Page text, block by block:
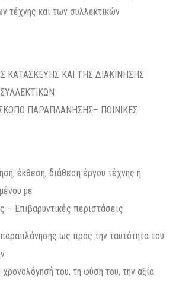
τέχνης και των συλλεκτικών
ΚΑΤΑΣΚΕΥΗΣ ΚΑΙ ΤΗΣ ΔΙΑΚΙΝΗΣΗΣ
ΠΑΡΑΠΛΑΝΗΣΗΣ– ΠΟΙΝΙΚΕΣ
έκθεση, διάθεση έργου τέχνης ή
με
Επιβαρυντικές περιστάσεις
ως προς την ταυτότητα του
του, τη φύση του, την αξία